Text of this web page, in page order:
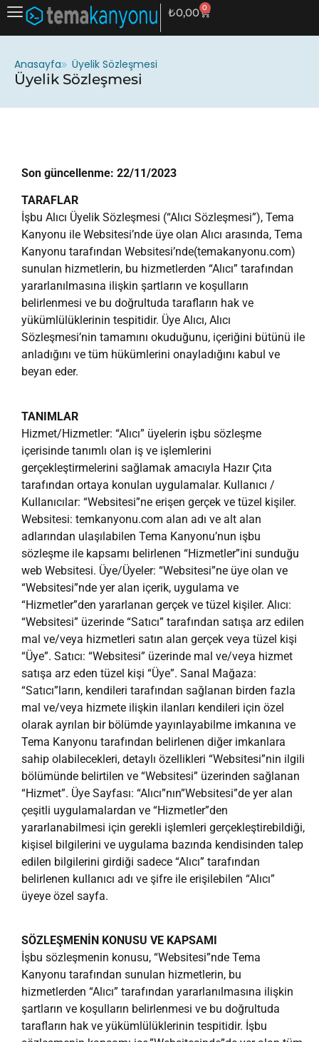
₺0,00 0
Anasayfa Üyelik Sözleşmesi
Üyelik Sözleşmesi
Son güncellenme: 22/11/2023
TARAFLAR
İşbu Alıcı Üyelik Sözleşmesi (“Alıcı Sözleşmesi”), Tema
Kanyonu ile Websitesi’nde üye olan Alıcı arasında, Tema
Kanyonu tarafından Websitesi’nde(temakanyonu.com)
sunulan hizmetlerin, bu hizmetlerden “Alıcı” tarafından
yararlanılmasına ilişkin şartların ve koşulların
belirlenmesi ve bu doğrultuda tarafların hak ve
yükümlülüklerinin tespitidir. Üye Alıcı, Alıcı
Sözleşmesi’nin tamamını okuduğunu, içeriğini bütünü ile
anladığını ve tüm hükümlerini onayladığını kabul ve
beyan eder.
TANIMLAR
Hizmet/Hizmetler: “Alıcı” üyelerin işbu sözleşme
içerisinde tanımlı olan iş ve işlemlerini
gerçekleştirmelerini sağlamak amacıyla Hazır Çıta
tarafından ortaya konulan uygulamalar. Kullanıcı /
Kullanıcılar: “Websitesi”ne erişen gerçek ve tüzel kişiler.
Websitesi: temkanyonu.com alan adı ve alt alan
adlarından ulaşılabilen Tema Kanyonu’nun işbu
sözleşme ile kapsamı belirlenen “Hizmetler”ini sunduğu
web Websitesi. Üye/Üyeler: “Websitesi”ne üye olan ve
“Websitesi”nde yer alan içerik, uygulama ve
“Hizmetler”den yararlanan gerçek ve tüzel kişiler. Alıcı:
“Websitesi” üzerinde “Satıcı” tarafından satışa arz edilen
mal ve/veya hizmetleri satın alan gerçek veya tüzel kişi
“Üye”. Satıcı: “Websitesi” üzerinde mal ve/veya hizmet
satışa arz eden tüzel kişi “Üye”. Sanal Mağaza:
“Satıcı”ların, kendileri tarafından sağlanan birden fazla
mal ve/veya hizmete ilişkin ilanları kendileri için özel
olarak ayrılan bir bölümde yayınlayabilme imkanına ve
Tema Kanyonu tarafından belirlenen diğer imkanlara
sahip olabilecekleri, detaylı özellikleri “Websitesi”nin ilgili
bölümünde belirtilen ve “Websitesi” üzerinden sağlanan
“Hizmet”. Üye Sayfası: “Alıcı”nın”Websitesi”de yer alan
çeşitli uygulamalardan ve “Hizmetler”den
yararlanabilmesi için gerekli işlemleri gerçekleştirebildiği,
kişisel bilgilerini ve uygulama bazında kendisinden talep
edilen bilgilerini girdiği sadece “Alıcı” tarafından
belirlenen kullanıcı adı ve şifre ile erişilebilen “Alıcı”
üyeye özel sayfa.
SÖZLEŞMENİN KONUSU VE KAPSAMI
İşbu sözleşmenin konusu, “Websitesi”nde Tema
Kanyonu tarafından sunulan hizmetlerin, bu
hizmetlerden “Alıcı” tarafından yararlanılmasına ilişkin
şartların ve koşulların belirlenmesi ve bu doğrultuda
tarafların hak ve yükümlülüklerinin tespitidir. İşbu